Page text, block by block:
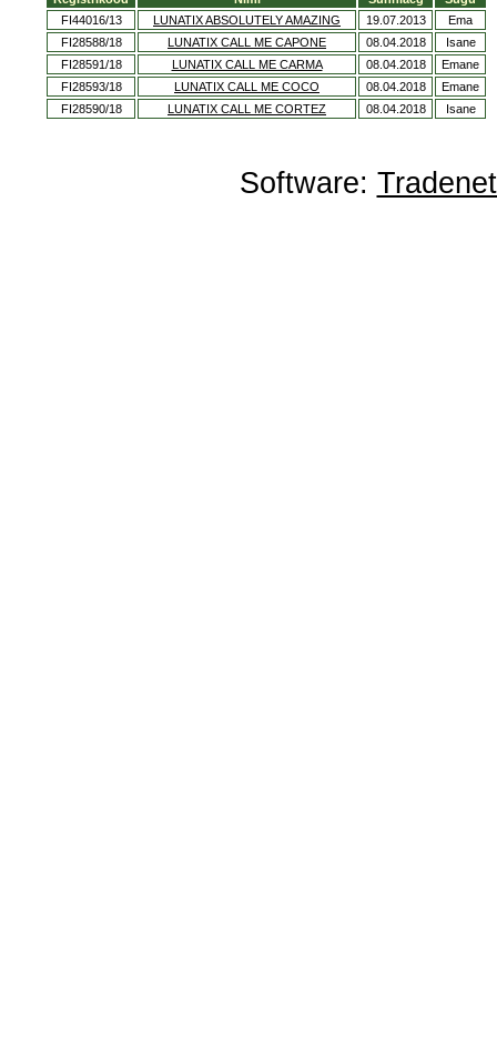
FI44016/13
LUNATIX ABSOLUTELY AMAZING 19.07.2013
Ema
FI28588/18
LUNATIX CALL ME CAPONE 08.04.2018
Isane
FI28591/18
LUNATIX CALL ME CARMA 08.04.2018
Emane
FI28593/18
LUNATIX CALL ME COCO 08.04.2018
Emane
FI28590/18
LUNATIX CALL ME CORTEZ 08.04.2018 Isane
Software: